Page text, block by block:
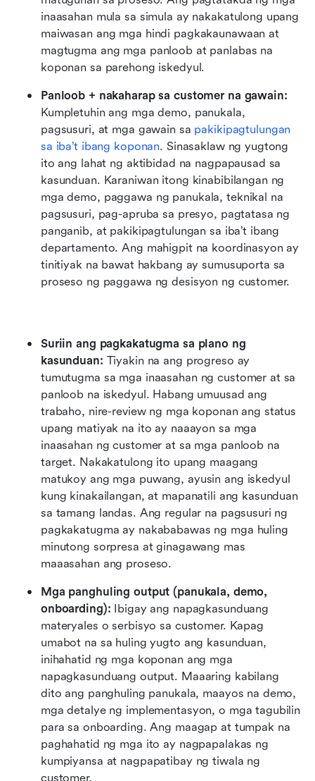
inaasahan mula sa simula ay nakakatulong upang
maiwasan ang mga hindi pagkakaunawaan at
magtugma ang mga panloob at panlabas na
koponan sa parehong iskedyul.
Panloob + nakaharap sa customer na gawain:
Kumpletuhin ang mga demo, panukala,
pagsusuri, at mga gawain sa pakikipagtulungan
sa iba’t ibang koponan. Sinasaklaw ng yugtong
ito ang lahat ng aktibidad na nagpapausad sa
kasunduan. Karaniwan itong kinabibilangan ng
mga demo, paggawa ng panukala, teknikal na
pagsusuri, pag-apruba sa presyo, pagtatasa ng
panganib, at pakikipagtulungan sa iba’t ibang
departamento. Ang mahigpit na koordinasyon ay
tinitiyak na bawat hakbang ay sumusuporta sa
proseso ng paggawa ng desisyon ng customer.
Suriin ang pagkakatugma sa plano ng
kasunduan: Tiyakin na ang progreso ay
tumutugma sa mga inaasahan ng customer at sa
panloob na iskedyul. Habang umuusad ang
trabaho, nire-review ng mga koponan ang status
upang matiyak na ito ay naaayon sa mga
inaasahan ng customer at sa mga panloob na
target. Nakakatulong ito upang maagang
matukoy ang mga puwang, ayusin ang iskedyul
kung kinakailangan, at mapanatili ang kasunduan
sa tamang landas. Ang regular na pagsusuri ng
pagkakatugma ay nakababawas ng mga huling
minutong sorpresa at ginagawang mas
maaasahan ang proseso.
Mga panghuling output (panukala, demo,
onboarding): Ibigay ang napagkasunduang
materyales o serbisyo sa customer. Kapag
umabot na sa huling yugto ang kasunduan,
inihahatid ng mga koponan ang mga
napagkasunduang output. Maaaring kabilang
dito ang panghuling panukala, maayos na demo,
mga detalye ng implementasyon, o mga tagubilin
para sa onboarding. Ang maagap at tumpak na
paghahatid ng mga ito ay nagpapalakas ng
kumpiyansa at nagpapatibay ng tiwala ng
customer.